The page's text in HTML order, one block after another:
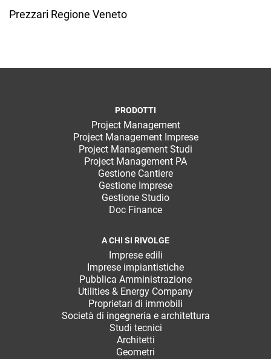
Prezzari Regione Veneto
PRODOTTI
Project Management
Project Management Imprese
Project Management Studi
Project Management PA
Gestione Cantiere
Gestione Imprese
Gestione Studio
Doc Finance
A CHI SI RIVOLGE
Imprese edili
Imprese impiantistiche
Pubblica Amministrazione
Utilities & Energy Company
Proprietari di immobili
Società di ingegneria e architettura
Studi tecnici
Architetti
Geometri